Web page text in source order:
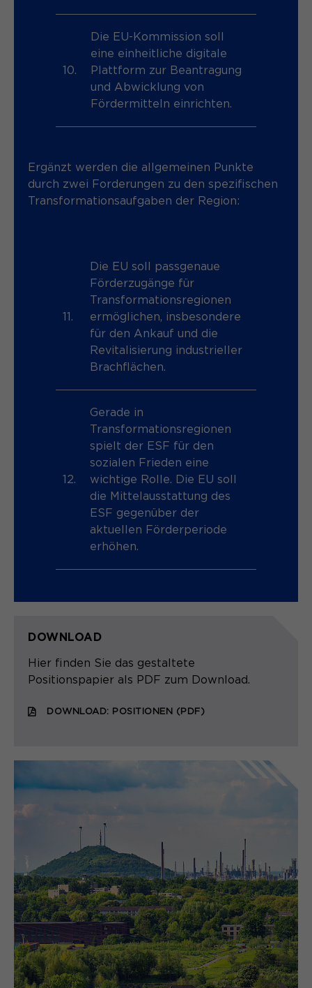
10.
Die EU-Kommission soll
eine einheitliche digitale
Plattform zur Beantragung
und Abwicklung von
Fördermitteln einrichten.
Ergänzt werden die allgemeinen Punkte
durch zwei Forderungen zu den spezifischen
Transformationsaufgaben der Region:
11.
Die EU soll passgenaue
Förderzugänge für
Transformationsregionen
ermöglichen, insbesondere
für den Ankauf und die
Revitalisierung industrieller
Brachflächen.
12.
Gerade in
Transformationsregionen
spielt der ESF für den
sozialen Frieden eine
wichtige Rolle. Die EU soll
die Mittelausstattung des
ESF gegenüber der
aktuellen Förderperiode
erhöhen.
DOWNLOAD
Hier finden Sie das gestaltete
Positionspapier als PDF zum Download.
DOWNLOAD: POSITIONEN (PDF)